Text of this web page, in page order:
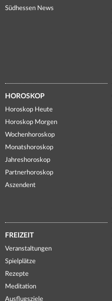
Südhessen News
HOROSKOP
Horoskop Heute
Horoskop Morgen
Wochenhoroskop
Monatshoroskop
Jahreshoroskop
Partnerhoroskop
Aszendent
FREIZEIT
Veranstaltungen
Spielplätze
Rezepte
Meditation
Ausflugsziele